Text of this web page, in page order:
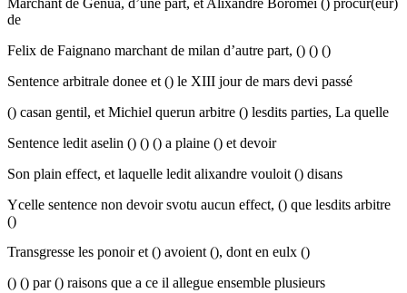
Marchant de Genua, d’une part, et Alixandre Boromei () procur(eur)
de
Felix de Faignano marchant de milan d’autre part, () () ()
Sentence arbitrale donee et () le XIII jour de mars devi passé
() casan gentil, et Michiel querun arbitre () lesdits parties, La quelle
Sentence ledit aselin () () () a plaine () et devoir
Son plain effect, et laquelle ledit alixandre vouloit () disans
Ycelle sentence non devoir svotu aucun effect, () que lesdits arbitre
()
Transgresse les ponoir et () avoient (), dont en eulx ()
() () par () raisons que a ce il allegue ensemble plusieurs